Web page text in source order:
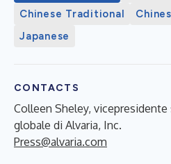
Chinese Traditional
Japanese
CONTACTS
Colleen Sheley,
globale di Alvaria, Inc.
Press@alvaria.com